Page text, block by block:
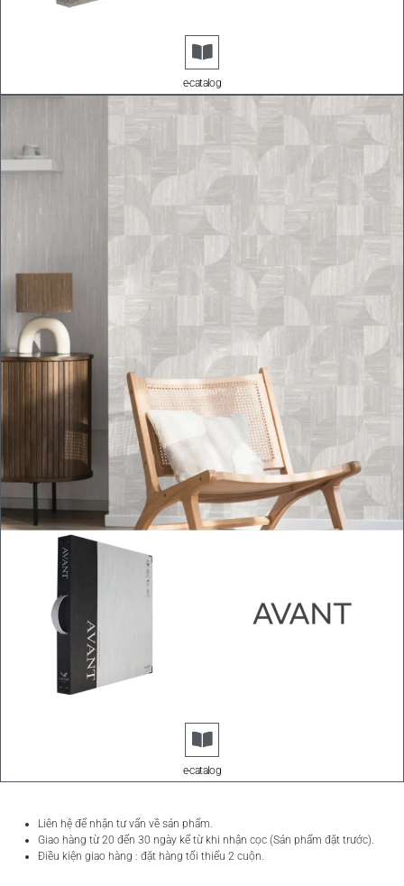
e-catalog
e-catalog
Liên hệ để nhận tư vấn về sản phẩm.
Giao hàng từ 20 đến 30 ngày kể từ khi nhận cọc (Sản phẩm đặt trước).
Điều kiện giao hàng : đặt hàng tối thiểu 2 cuộn.